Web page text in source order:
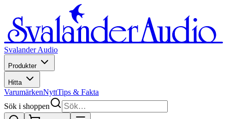
Svalander Audio
Produkter
Hitta
VarumärkenNyttTips & Fakta
Sök i shoppen